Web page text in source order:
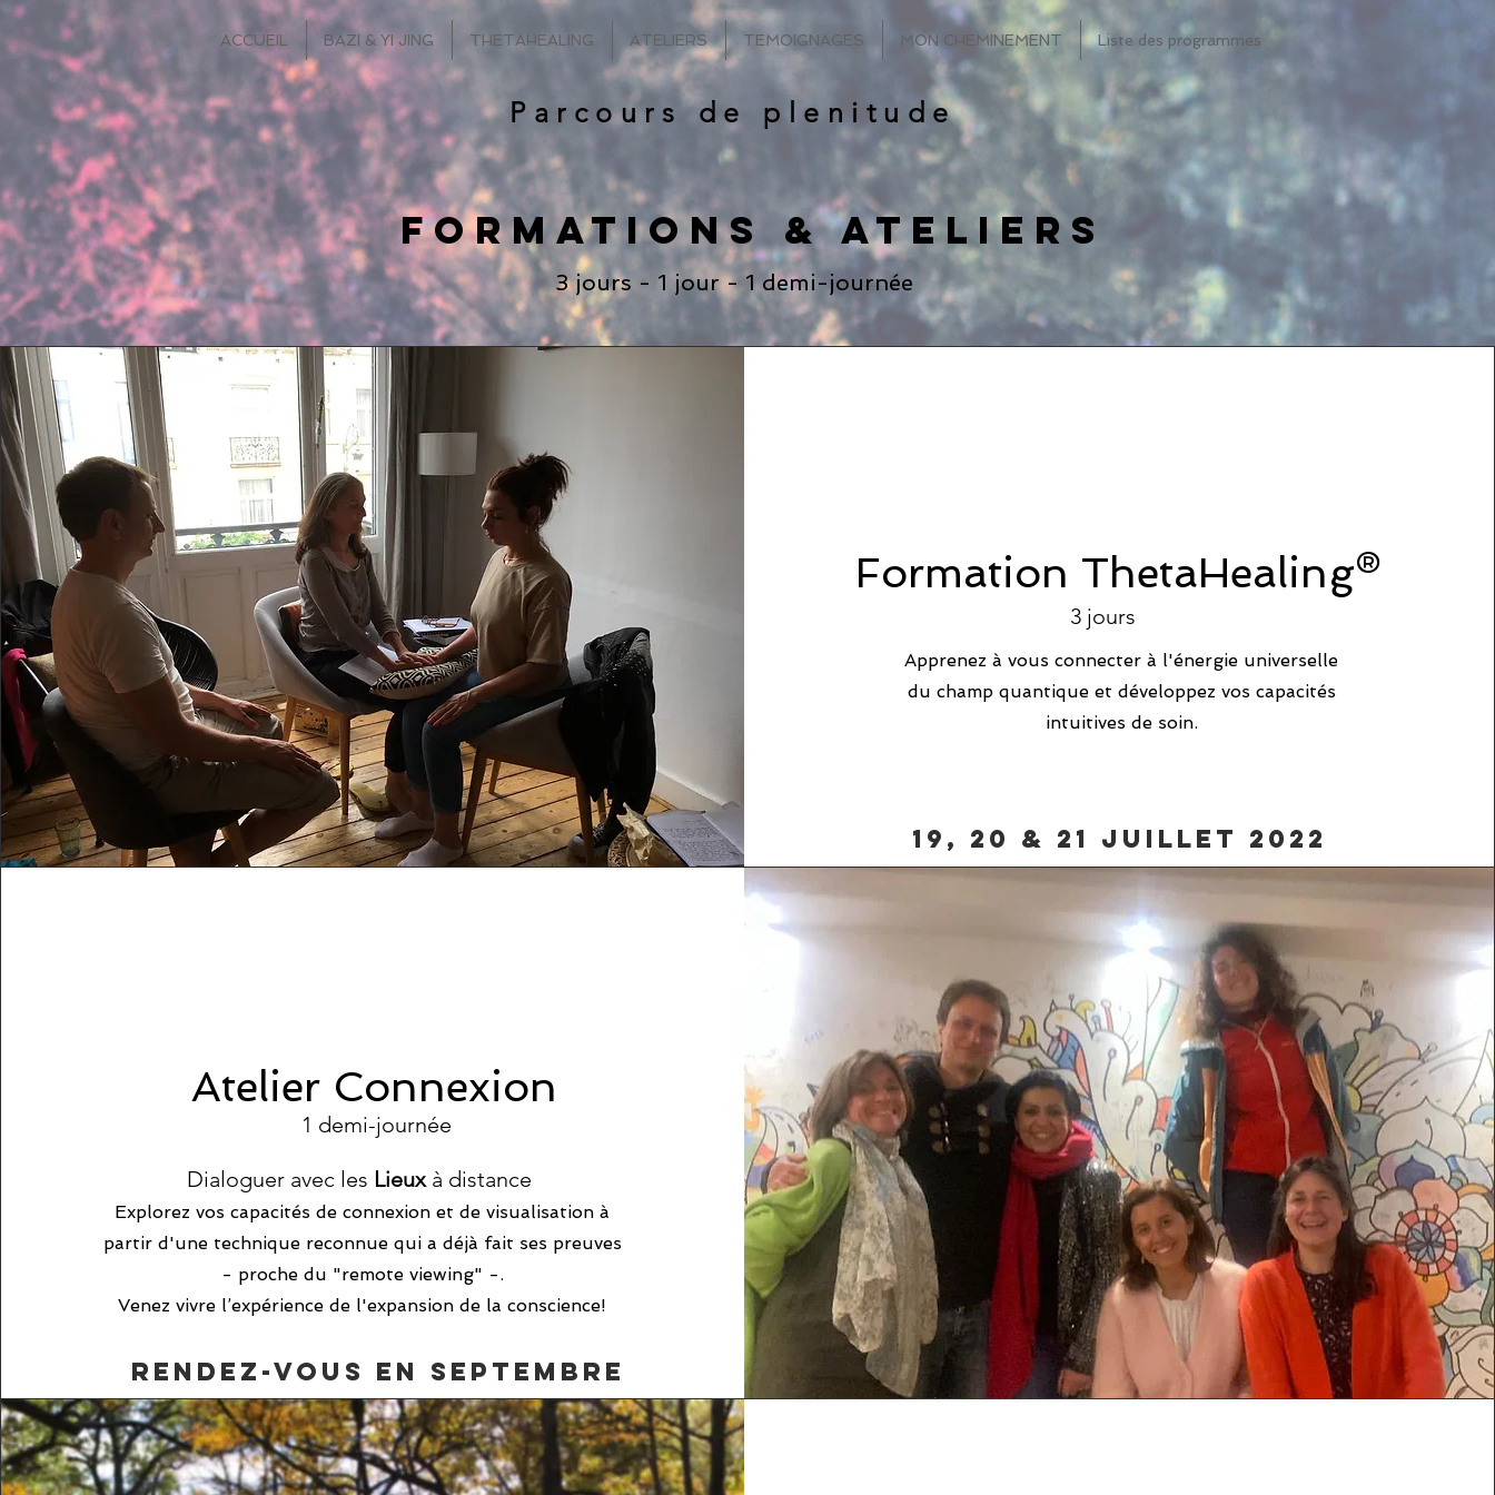
ACCUEIL BAZI & YI JING THETAHEALING ATELIERS TEMOIGNAGES MON CHEMINEMENT Liste des programmes
Parcours de plenitude
Formations & ateliers
3 jours - 1 jour - 1 demi-journée
Formation ThetaHealing®
3 jours
Apprenez à vous connecter à l'énergie universelle
du champ quantique et développez vos capacités
intuitives de soin.
19, 20 & 21 juillet 2022
Atelier Connexion
1 demi-journée
Dialoguer avec les Lieuxà distance
Explorez vos capacités de connexion etde visualisation à
partir d'une technique reconnue qui a déjà fait ses preuves
- proche du "remote viewing" -.
Venez vivre l’expérience de l'expansion de la conscience!
REndez-vous en septembre